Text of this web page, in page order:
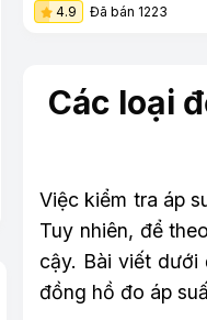
4.9
Đã bán 1223
Các loại
Việc kiểm tra áp
Tuy nhiên, để
cậy. Bài viết dưới
đồng hồ đo áp